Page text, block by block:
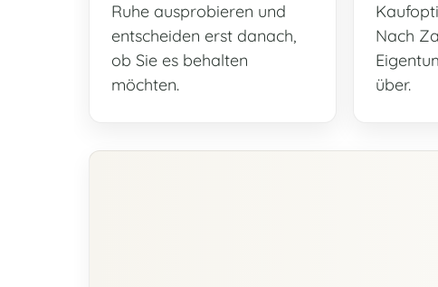
Ruhe ausprobieren und
entscheiden erst danach,
ob Sie es behalten
möchten.
Nach
über.